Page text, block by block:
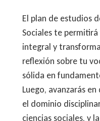
El plan de estudios
Sociales te
integral y
reflexión sobre tu
sólida en
Luego, avanzarás
el dominio
ciencias sociales, y